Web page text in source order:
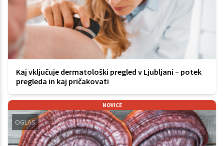
Kaj vključuje dermatološki pregled v Ljubljani – potek
pregleda in kaj pričakovati
NOVICE
OGLAS